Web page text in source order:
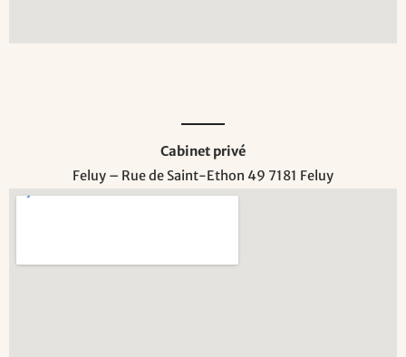
Cabinet privé
Feluy – Rue de Saint-Ethon 49 7181 Feluy